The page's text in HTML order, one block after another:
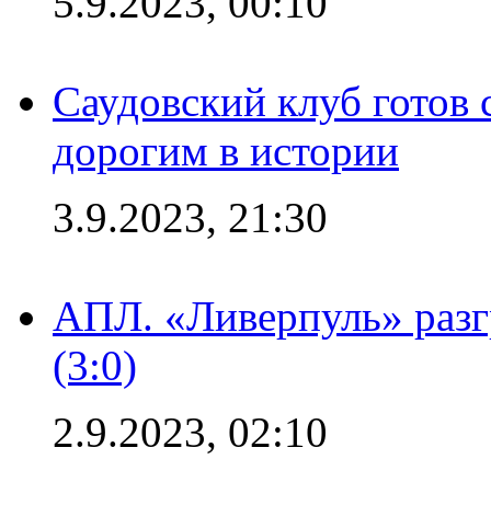
Саудовский клуб
дорогим в истории
3.9.2023, 21:30
АПЛ. «Ливерпуль»
(3:0)
2.9.2023, 02:10